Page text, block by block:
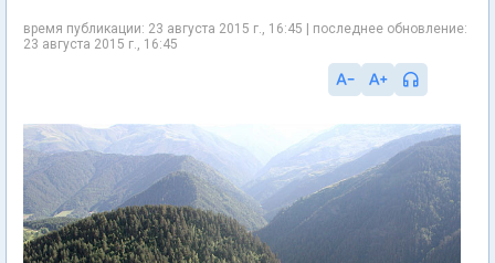
время публикации: 23 августа 2015 г., 16:45 | последнее обновление:
23 августа 2015 г., 16:45